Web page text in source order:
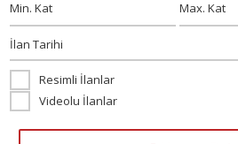
Resimli İlanlar
Videolu İlanlar